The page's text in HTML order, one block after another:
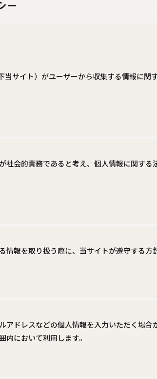
ー
当サイト）がユーザーから収集する情報に関
会的責務であると考え、個人情報に関す
報を取り扱う際に、当サイトが遵守する方
ドレスなどの個人情報を入力いただく場合
内において利用します。